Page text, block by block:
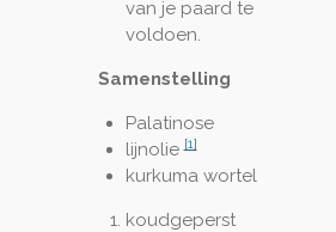
van je paard te
voldoen.
Samenstelling
Palatinose
lijnolie [1]
kurkuma wortel
koudgeperst